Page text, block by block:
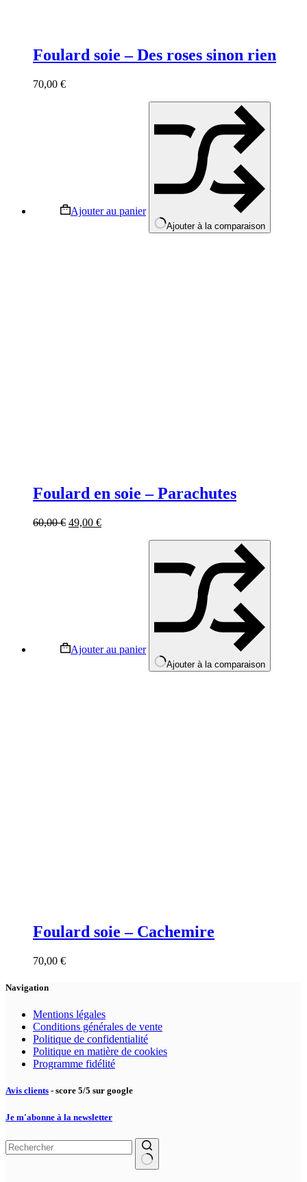
Foulard soie – Des roses sinon rien
70,00 €
Ajouter au panier
Ajouter à la comparaison
Foulard en soie – Parachutes
60,00€ 49,00 €
Ajouter au panier
Ajouter à la comparaison
Foulard soie – Cachemire
70,00 €
Navigation
Mentions légales
Conditions générales de vente
Politique de confidentialité
Politique en matière de cookies
Programme fidélité
Avis clients - score 5/5 sur google
Je m'abonne à la newsletter